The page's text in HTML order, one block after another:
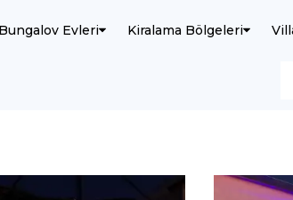
Bungalov Evleri Kiralama Bölgeleri